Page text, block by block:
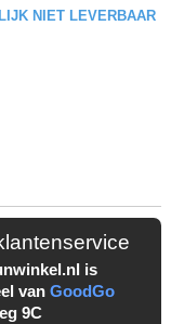
NIET LEVERBAAR
is
van GoodGo
9C